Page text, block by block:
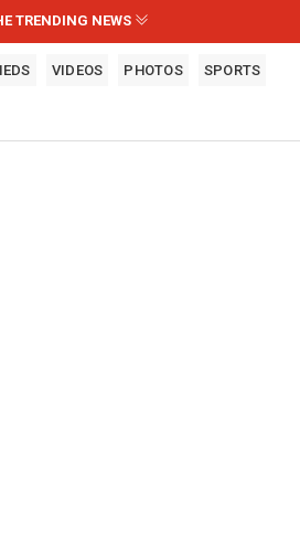
TRENDING NEWS
VIDEOS PHOTOS SPORTS